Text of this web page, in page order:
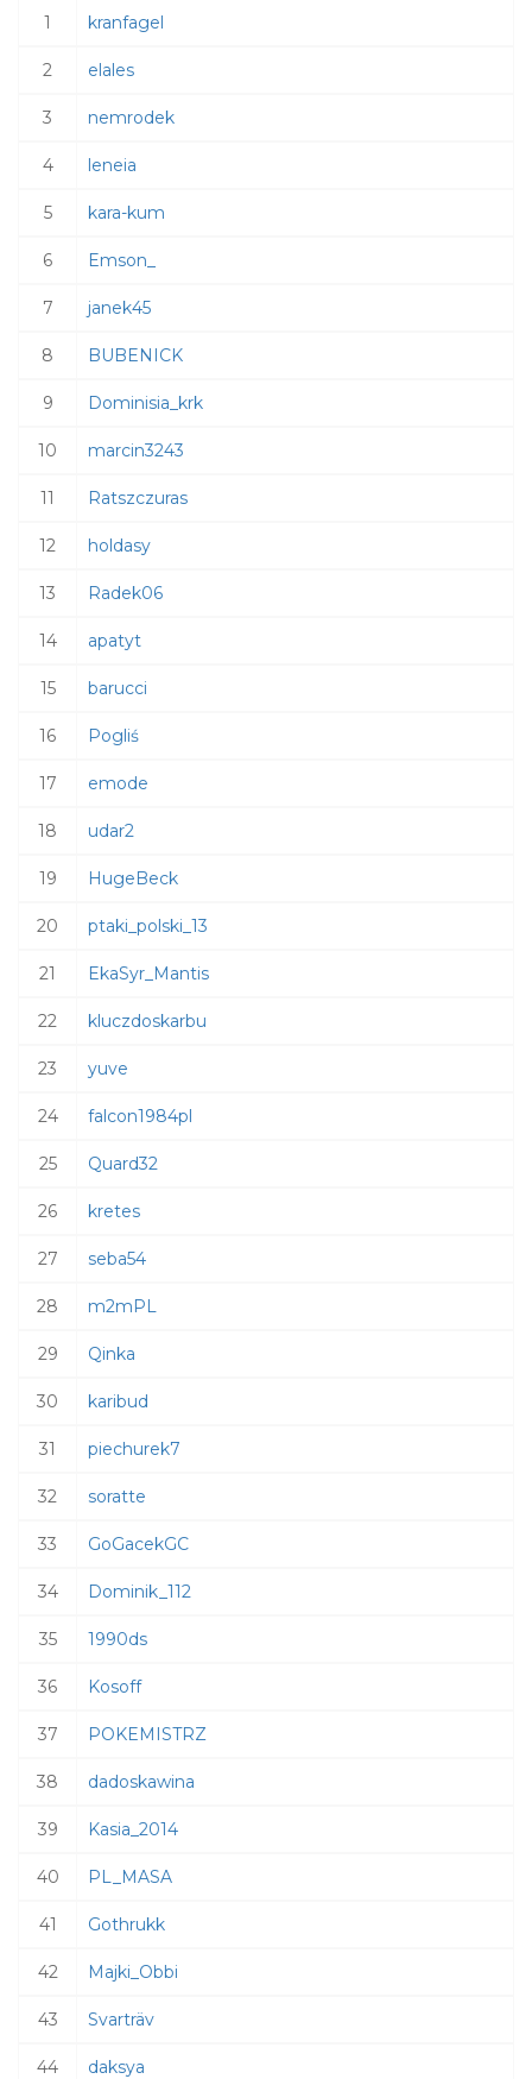
1 kranfagel
2 elales
3 nemrodek
4 leneia
5 kara-kum
6 Emson_
7 janek45
8 BUBENICK
9 Dominisia_krk
10 marcin3243
11 Ratszczuras
12 holdasy
13 Radek06
14 apatyt
15 barucci
16 Pogliś
17 emode
18 udar2
19 HugeBeck
20 ptaki_polski_13
21 EkaSyr_Mantis
22 kluczdoskarbu
23 yuve
24 falcon1984pl
25 Quard32
26 kretes
27 seba54
28 m2mPL
29 Qinka
30 karibud
31 piechurek7
32 soratte
33 GoGacekGC
34 Dominik_112
35 1990ds
36 Kosoff
37 POKEMISTRZ
38 dadoskawina
39 Kasia_2014
40 PL_MASA
41 Gothrukk
42 Majki_Obbi
43 Svarträv
44 daksya